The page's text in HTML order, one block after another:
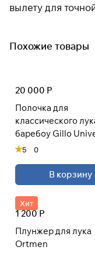
вылету для
Похожие товары
20 000 Р
Полочка для
классического
баребоу Gillo
Magnetic RH
5 0
В корзину
Хит
1 200 Р
Плунжер для лука
Ortmen